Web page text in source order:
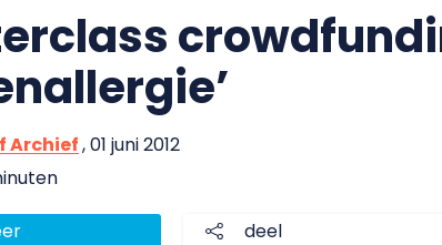
Archief, 01 juni 2012
deel